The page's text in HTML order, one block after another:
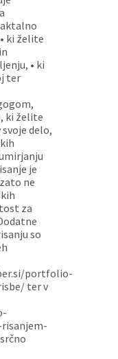
ki želite
• ki
ter
ki želite
delo,
je
ne
za
so
portfolio-
ter v